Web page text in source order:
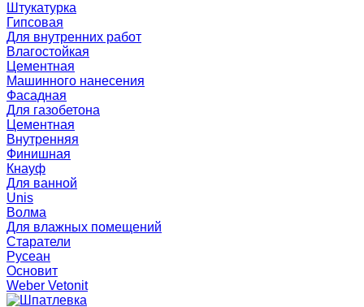
Штукатурка
Гипсовая
Для внутренних работ
Влагостойкая
Цементная
Машинного нанесения
Фасадная
Для газобетона
Цементная
Внутренняя
Финишная
Кнауф
Для ванной
Unis
Волма
Для влажных помещений
Старатели
Русеан
Основит
Weber Vetonit